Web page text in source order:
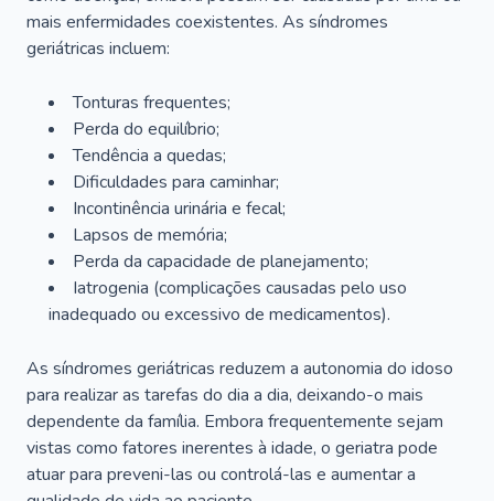
mais enfermidades coexistentes. As síndromes
geriátricas incluem:
Tonturas frequentes;
Perda do equilíbrio;
Tendência a quedas;
Dificuldades para caminhar;
Incontinência urinária e fecal;
Lapsos de memória;
Perda da capacidade de planejamento;
Iatrogenia (complicações causadas pelo uso
inadequado ou excessivo de medicamentos).
As síndromes geriátricas reduzem a autonomia do idoso
para realizar as tarefas do dia a dia, deixando-o mais
dependente da família. Embora frequentemente sejam
vistas como fatores inerentes à idade, o geriatra pode
atuar para preveni-las ou controlá-las e aumentar a